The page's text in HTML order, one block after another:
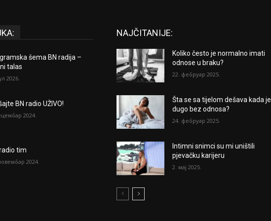
šema BN radija –
talas
2026.
BN radio UŽIVO!
2024.
tim
2024.
NAJČITANIJE:
Koliko često je normalno imati
odnose u braku?
22. фебруар 2025.
Šta se sa tijelom dešava kada je
dugo bez odnosa?
24. фебруар 2025.
Intimni snimci su mi uništili
pjevačku karijeru
2. мај 2025.